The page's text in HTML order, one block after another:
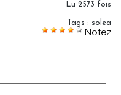
Lu 2573 fois
Tags : solea
Notez